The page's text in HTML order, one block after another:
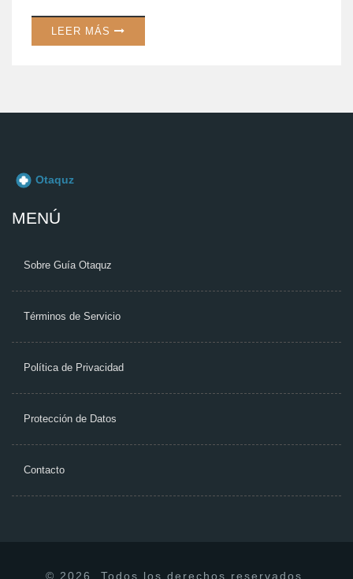
LEER MÁS
MENÚ
Sobre Guía Otaquz
Términos de Servicio
Política de Privacidad
Protección de Datos
Contacto
© 2026. Todos los derechos reservados.